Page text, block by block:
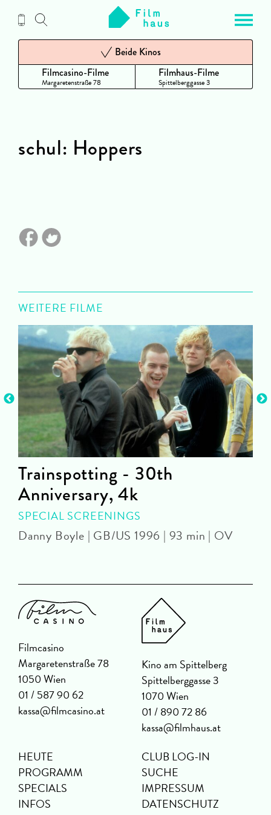
Inhalt
Filmcasino-Filme
Margaretenstraße 78
Beide Kinos
Filmhaus-Filme
Spittelberggasse 3
schul: Hoppers
WEITERE FILME
Trainspotting - 30th
Anniversary, 4k
SPECIAL SCREENINGS
Danny Boyle | GB/US 1996 | 93 min | OV
Filmcasino
Margaretenstraße 78
1050 Wien
01 / 587 90 62
kassa@filmcasino.at
Kino am Spittelberg
Spittelberggasse 3
1070 Wien
01 / 890 72 86
kassa@filmhaus.at
HEUTE
PROGRAMM
SPECIALS
INFOS
CLUB LOG-IN
SUCHE
IMPRESSUM
DATENSCHUTZ